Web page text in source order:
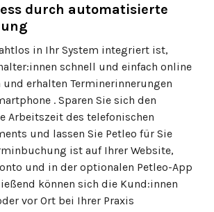
durch automatisierte
in Ihr System integriert ist,
schnell und einfach online
und erhalten Terminerinnerungen
. Sparen Sie sich den
Arbeitszeit des telefonischen
und lassen Sie Petleo für Sie
ist auf Ihrer Website,
und in der optionalen Petleo-App
können sich die Kund:innen
vor Ort bei Ihrer Praxis